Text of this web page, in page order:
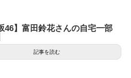
46】富田鈴花さんの自宅一部
記事を読む